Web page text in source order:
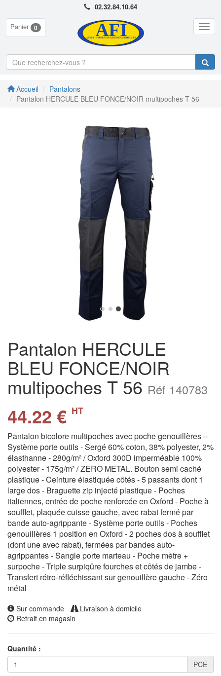
02.32.84.10.64
Panier 0
Accueil
Pantalons
Pantalon HERCULE BLEU FONCE/NOIR multipoches T 56
Pantalon HERCULE
BLEU FONCE/NOIR
multipoches T 56 Réf 140783
44.22 € HT
Pantalon bicolore multipoches avec poche genouillères –
Système porte outils - Sergé 60% coton, 38% polyester, 2%
élasthanne - 280g/m² / Oxford 300D imperméable 100%
polyester - 175g/m² / ZERO METAL. Bouton semi caché
plastique - Ceinture élastiquée côtés - 5 passants dont 1
large dos - Braguette zip injecté plastique - Poches
italiennes, entrée de poche renforcée en Oxford - Poche à
soufflet, plaquée cuisse gauche, avec rabat fermé par
bande auto-agrippante - Système porte outils - Poches
genouillères 1 position en Oxford - 2 poches dos à soufflet
(dont une avec rabat), fermées par bandes auto-
agrippantes - Sangle porte marteau - Poche mètre +
surpoche - Triple surpiqûre fourches et côtés de jambe -
Transfert rétro-réfléchissant sur genouillère gauche - Zéro
métal
Sur commande
Livraison à domicile
Retrait en magasin
Quantité :
PCE